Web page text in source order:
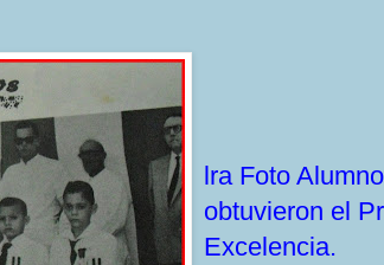
lra Foto
obtuvieron el
Excelencia.